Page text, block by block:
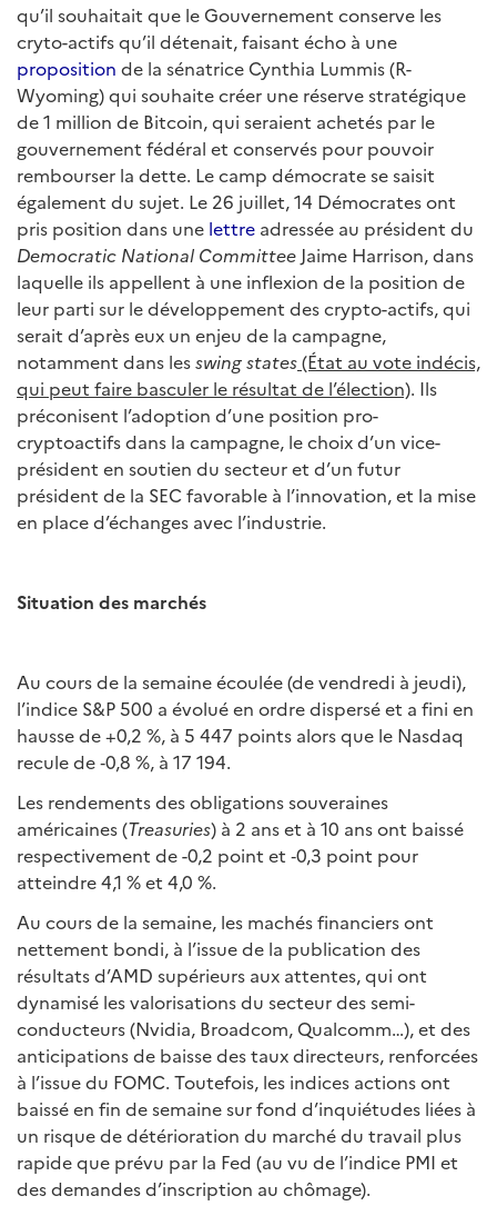
qu’il souhaitait que le Gouvernement conserve les
cryto-actifs qu’il détenait, faisant écho à une
proposition de la sénatrice Cynthia Lummis (R-
Wyoming) qui souhaite créer une réserve stratégique
de 1 million de Bitcoin, qui seraient achetés par le
gouvernement fédéral et conservés pour pouvoir
rembourser la dette. Le camp démocrate se saisit
également du sujet. Le 26 juillet, 14 Démocrates ont
pris position dans une lettre adressée au président du
Democratic National Committee Jaime Harrison, dans
laquelle ils appellent à une inflexion de la position de
leur parti sur le développement des crypto-actifs, qui
serait d’après eux un enjeu de la campagne,
notamment dans lesswing states(État au vote indécis,
qui peut faire basculer le résultat de l’élection). Ils
préconisent l’adoption d’une position pro-
cryptoactifs dans la campagne, le choix d’un vice-
président en soutien du secteur et d’un futur
président de la SEC favorable à l’innovation, et la mise
en place d’échanges avec l’industrie.
Situation des marchés
Au cours de la semaine écoulée (de vendredi à jeudi),
l’indice S&P 500 a évolué en ordre dispersé et a fini en
hausse de +0,2 %, à 5 447 points alors que le Nasdaq
recule de ‑0,8 %, à 17 194.
Les rendements des obligations souveraines
américaines (Treasuries) à 2 ans et à 10 ans ont baissé
respectivement de -0,2 point et ‑0,3 point pour
atteindre 4,1 % et 4,0 %.
Au cours de la semaine, les machés financiers ont
nettement bondi, à l’issue de la publication des
résultats d’AMD supérieurs aux attentes, qui ont
dynamisé les valorisations du secteur des semi-
conducteurs (Nvidia, Broadcom, Qualcomm…), et des
anticipations de baisse des taux directeurs, renforcées
à l’issue du FOMC. Toutefois, les indices actions ont
baissé en fin de semaine sur fond d’inquiétudes liées à
un risque de détérioration du marché du travail plus
rapide que prévu par la Fed (au vu de l’indice PMI et
des demandes d’inscription au chômage).